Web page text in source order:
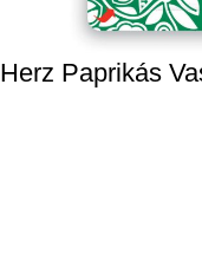
Herz Paprikás